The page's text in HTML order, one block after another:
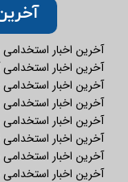
مجموعه کتاب
بررسی آزمون
برترین و جامع
باشید.
تاریخ برگزاری
وزارت بهداشت
آخرین اخبار
آخرین اخبار
آخرین اخبار استخدامی
آخرین اخبار
آخرین اخبار
آخرین اخبار استخدامی
آخرین اخبار
آخرین اخبار